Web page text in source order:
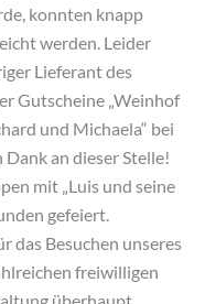
konnten knapp
werden. Leider
Lieferant des
Gutscheine „Weinhof
und Michaela“ bei
an dieser Stelle!
mit „Luis und seine
gefeiert.
das Besuchen unseres
freiwilligen